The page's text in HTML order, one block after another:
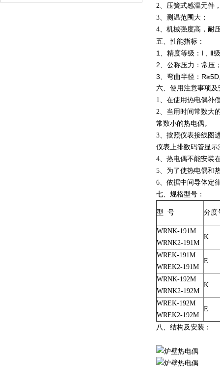
2、压簧式感温元件
3、测温范围大；
4、机械强度高，耐
五、性能指标：
1、精度等级：Ⅰ﹑Ⅱ
2、公称压力：常压
3、弯曲半径：
六、使用注意事项及
1、在使用热电偶补
2、当用时间常数大
常数小的热电偶。
3、按照仪表接线图
仪表上排数码管显示
4、热电偶不能安装
5、为了使热电偶和
6、依据中间导体定
七、规格型号：
型 号 分度
WRNK-191M
WRNK2-191M
K
WREK-191M
WREK2-191M
E
WRNK-192M
WRNK2-192M
K
WREK-192M
WREK2-192M
E
八、结构及安装：